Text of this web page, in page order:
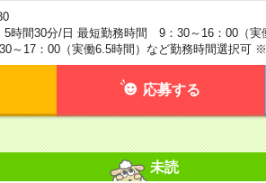
5時間30分/日 最短勤務時間 9：30～16：00（実
～17：00（実働6.5時間）など勤務時間選択可
応募する
未読